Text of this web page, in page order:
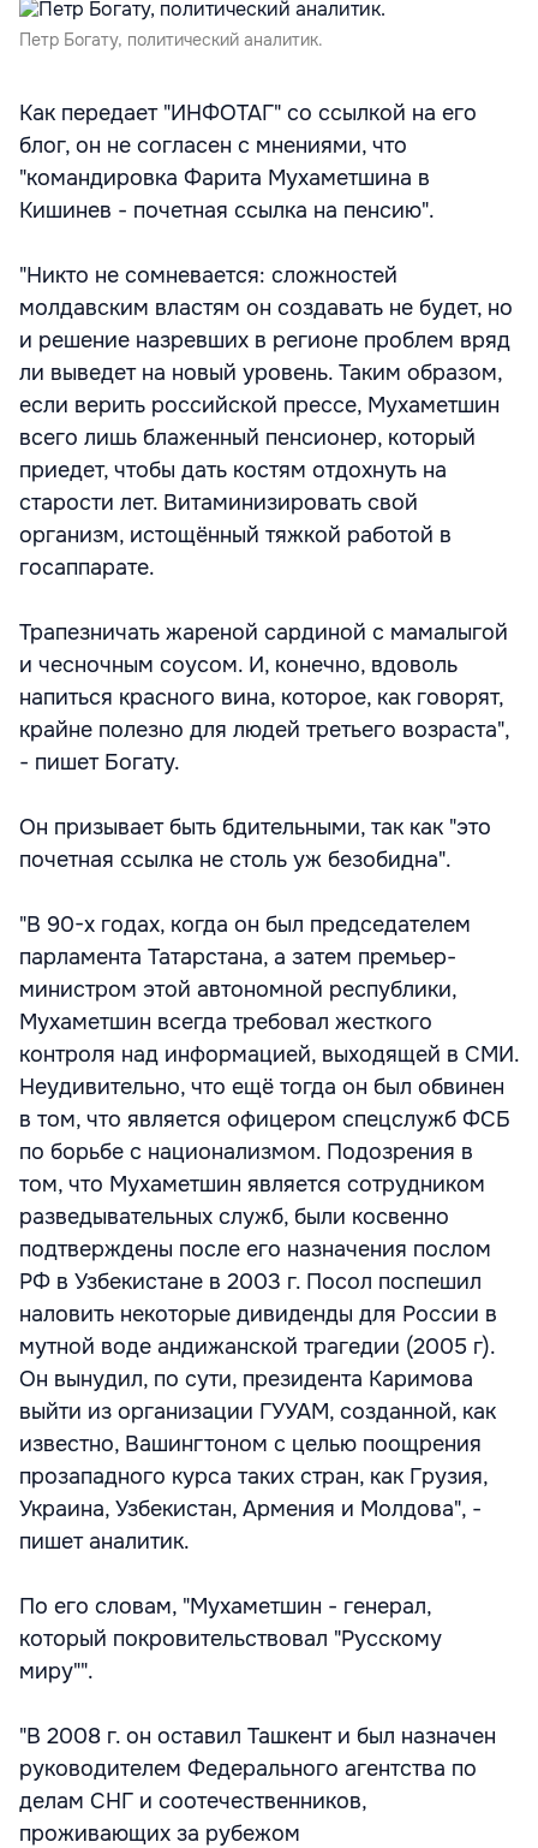
Петр Богату, политический аналитик.
Как передает "ИНФОТАГ" со ссылкой на его
блог, он не согласен с мнениями, что
"командировка Фарита Мухаметшина в
Кишинев - почетная ссылка на пенсию".
"Никто не сомневается: сложностей
молдавским властям он создавать не будет, но
и решение назревших в регионе проблем вряд
ли выведет на новый уровень. Таким образом,
если верить российской прессе, Мухаметшин
всего лишь блаженный пенсионер, который
приедет, чтобы дать костям отдохнуть на
старости лет. Витаминизировать свой
организм, истощённый тяжкой работой в
госаппарате.
Трапезничать жареной сардиной с мамалыгой
и чесночным соусом. И, конечно, вдоволь
напиться красного вина, которое, как говорят,
крайне полезно для людей третьего возраста",
- пишет Богату.
Он призывает быть бдительными, так как "это
почетная ссылка не столь уж безобидна".
"В 90-х годах, когда он был председателем
парламента Татарстана, а затем премьер-
министром этой автономной республики,
Мухаметшин всегда требовал жесткого
контроля над информацией, выходящей в СМИ.
Неудивительно, что ещё тогда он был обвинен
в том, что является офицером спецслужб ФСБ
по борьбе с национализмом. Подозрения в
том, что Мухаметшин является сотрудником
разведывательных служб, были косвенно
подтверждены после его назначения послом
РФ в Узбекистане в 2003 г. Посол поспешил
наловить некоторые дивиденды для России в
мутной воде андижанской трагедии (2005 г).
Он вынудил, по сути, президента Каримова
выйти из организации ГУУАМ, созданной, как
известно, Вашингтоном с целью поощрения
прозападного курса таких стран, как Грузия,
Украина, Узбекистан, Армения и Молдова", -
пишет аналитик.
По его словам, "Мухаметшин - генерал,
который покровительствовал "Русскому
миру"".
"В 2008 г. он оставил Ташкент и был назначен
руководителем Федерального агентства по
делам СНГ и соотечественников,
проживающих за рубежом